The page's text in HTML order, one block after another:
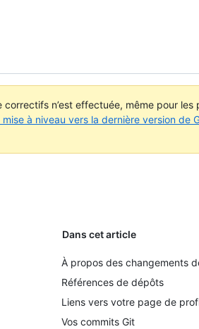
n’est effectuée, même pour les
à niveau vers la dernière version de
Dans cet article
À propos des changements
Références de dépôts
Liens vers votre page de
Vos commits Git